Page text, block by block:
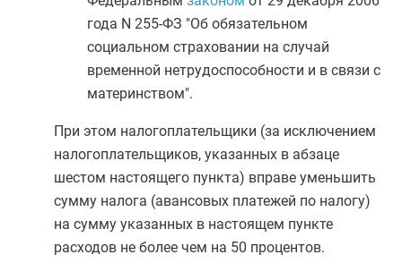
года N 255-ФЗ "Об обязательном
социальном страховании на случай
временной нетрудоспособности и в связи с
материнством".
При этом налогоплательщики (за исключением
налогоплательщиков, указанных в абзаце
шестом настоящего пункта) вправе уменьшить
сумму налога (авансовых платежей по налогу)
на сумму указанных в настоящем пункте
расходов не более чем на 50 процентов.